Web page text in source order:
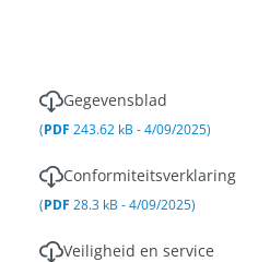
Gegevensblad
(PDF 243.62 kB - 4/09/2025)
Conformiteitsverklaring
(PDF 28.3 kB - 4/09/2025)
Veiligheid en service